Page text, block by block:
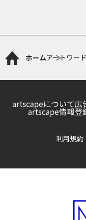
ホームアートワード
artscapeについて広
artscape情報登
利用規約